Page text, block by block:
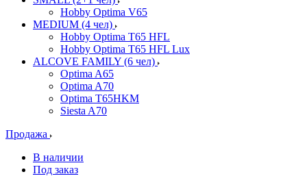
Hobby Optima V65
MEDIUM (4 чел)
Hobby Optima T65 HFL
Hobby Optima T65 HFL Lux
ALCOVE FAMILY (6 чел)
Optima A65
Optima A70
Optima T65HKM
Siesta A70
Продажа
В наличии
Под заказ